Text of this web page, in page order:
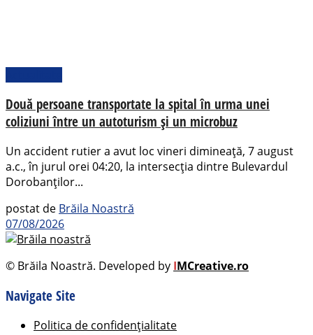
Două persoane transportate la spital în urma unei
coliziuni între un autoturism și un microbuz
Un accident rutier a avut loc vineri dimineață, 7 august
a.c., în jurul orei 04:20, la intersecția dintre Bulevardul
Dorobanților...
postat de Brăila Noastră
07/08/2026
© Brăila Noastră. Developed by IMCreative.ro
Navigate Site
Politica de confidențialitate